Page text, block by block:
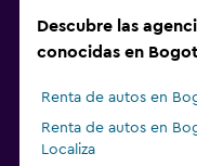
Descubre las
conocidas en
Renta de autos en
Renta de autos en
Localiza